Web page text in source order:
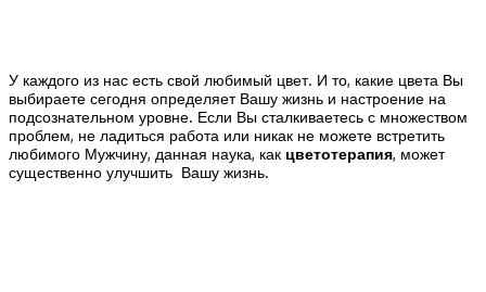
У каждого из нас есть свой любимый цвет. И то, какие цвета Вы
выбираете сегодня определяет Вашу жизнь и настроение на
подсознательном уровне. Если Вы сталкиваетесь с множеством
проблем, не ладиться работа или никак не можете встретить
любимого Мужчину, данная наука, как цветотерапия, может
существенно улучшить Вашу жизнь.